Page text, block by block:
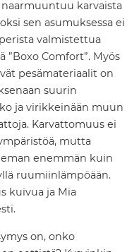
karvaista
sen asumuksessa ei
valmistettua
Comfort”. Myös
pesämateriaalit on
suurin
ja virikkeinään muun
Karvattomuus ei
mutta
enemmän kuin
ruumiinlämpöään.
kuivua ja Mia
on, onko